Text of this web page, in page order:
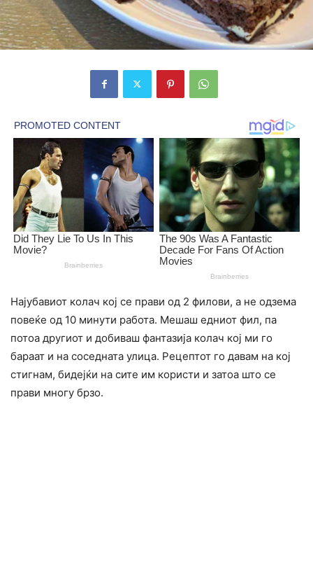
Најубавиот колач кој се прави од 2 филови, а не одзема
повеќе од 10 минути работа. Мешаш едниот фил, па
потоа другиот и добиваш фантазија колач кој ми го
бараат и на соседната улица. Рецептот го давам на кој
стигнам, бидејќи на сите им користи и затоа што се
прави многу брзо.